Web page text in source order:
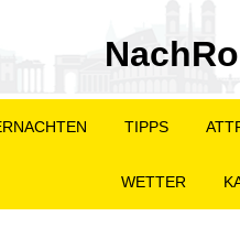
TIPPS
WETTER